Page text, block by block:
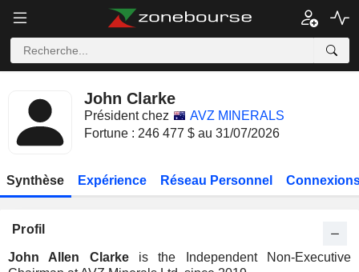
John Clarke
Président chez
AVZ MINERALS
Fortune : 246 477 $ au 31/07/2026
Synthèse Expérience Réseau Personnel
Profil
John Allen Clarkeis the Independent Non-Executive